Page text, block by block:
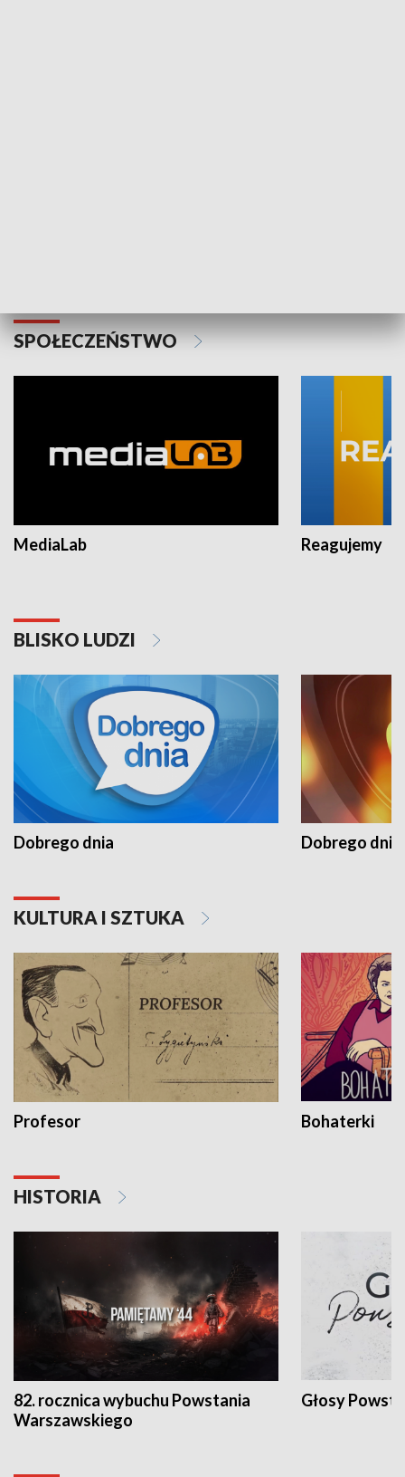
SPOŁECZEŃSTWO
MediaLab Reagujemy
BLISKO LUDZI
Dobrego dnia Dobrego dnia
KULTURA I SZTUKA
Profesor Bohaterki
HISTORIA
82. rocznica wybuchu Powstania
Warszawskiego
Głosy